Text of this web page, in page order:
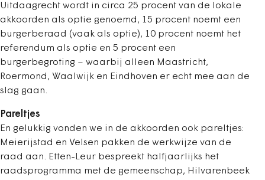
Uitdaagrecht wordt in circa 25 procent van de lokale
akkoorden als optie genoemd, 15 procent noemt een
burgerberaad (vaak als optie), 10 procent noemt het
referendum als optie en 5 procent een
burgerbegroting – waarbij alleen Maastricht,
Roermond, Waalwijk en ­Eindhoven er echt mee aan de
slag gaan.
Pareltjes
En gelukkig vonden we in de akkoorden ook pareltjes:
Meierijstad en Velsen pakken de werkwijze van de
raad aan. Etten-Leur bespreekt halfjaarlijks het
raadsprogramma met de gemeenschap, Hilvarenbeek